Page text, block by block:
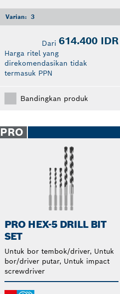
Varian: 3
Dari 614.400 IDR
Harga ritel yang
direkomendasikan tidak
termasuk PPN
Bandingkan produk
PRO
PRO HEX-5 DRILL BIT
SET
Untuk bor tembok/driver, Untuk
bor/driver putar, Untuk impact
screwdriver